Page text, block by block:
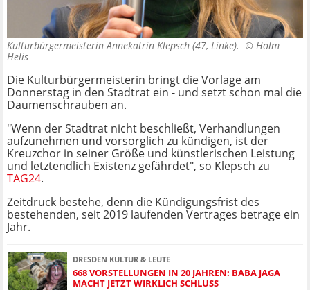
Kulturbürgermeisterin Annekatrin Klepsch (47, Linke). © Holm
Helis
Die Kulturbürgermeisterin bringt die Vorlage am
Donnerstag in den Stadtrat ein - und setzt schon mal die
Daumenschrauben an.
"Wenn der Stadtrat nicht beschließt, Verhandlungen
aufzunehmen und vorsorglich zu kündigen, ist der
Kreuzchor in seiner Größe und künstlerischen Leistung
und letztendlich Existenz gefährdet", so Klepsch zu
TAG24.
Zeitdruck bestehe, denn die Kündigungsfrist des
bestehenden, seit 2019 laufenden Vertrages betrage ein
Jahr.
DRESDEN KULTUR & LEUTE
668 VORSTELLUNGEN IN 20 JAHREN: BABA JAGA
MACHT JETZT WIRKLICH SCHLUSS